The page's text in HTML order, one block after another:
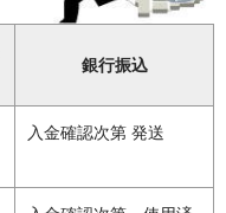
銀行振込
入金確認次第 発送